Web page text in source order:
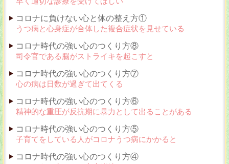
コロナに負けない心と体の整え方①
うつ病と心身症が合体した複合症状を見せている
コロナ時代の強い心のつくり方⑧
司令官である脳がストライキを起こすと
コロナ時代の強い心のつくり方⑦
心の病は日数が過ぎて出てくる
コロナ時代の強い心のつくり方⑥
精神的な重圧が反抗期に暴力として出ることがある
コロナ時代の強い心のつくり方⑤
子育てをしている人がコロナうつ病にかかると
コロナ時代の強い心のつくり方④